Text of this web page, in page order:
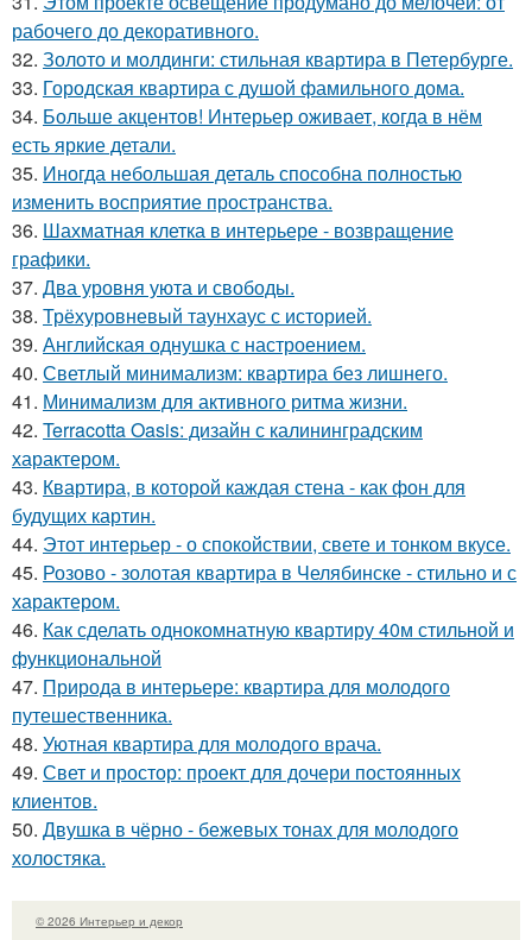
рабочего до декоративного.
32. Золото и молдинги: стильная квартира в Петербурге.
33. Городская квартира с душой фамильного дома.
34. Больше акцентов! Интерьер оживает, когда в нём
есть яркие детали.
35. Иногда небольшая деталь способна полностью
изменить восприятие пространства.
36. Шахматная клетка в интерьере - возвращение
графики.
37. Два уровня уюта и свободы.
38. Трёхуровневый таунхаус с историей.
39. Английская однушка с настроением.
40. Светлый минимализм: квартира без лишнего.
41. Минимализм для активного ритма жизни.
42. Terracotta Oasis: дизайн с калининградским
характером.
43. Квартира, в которой каждая стена - как фон для
будущих картин.
44. Этот интерьер - о спокойствии, свете и тонком вкусе.
45. Розово - золотая квартира в Челябинске - стильно и с
характером.
46. Как сделать однокомнатную квартиру 40м стильной и
функциональной
47. Природа в интерьере: квартира для молодого
путешественника.
48. Уютная квартира для молодого врача.
49. Свет и простор: проект для дочери постоянных
клиентов.
50. Двушка в чёрно - бежевых тонах для молодого
холостяка.
© 2026 Интерьер и декор